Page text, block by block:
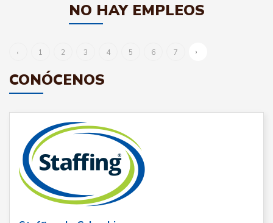
NO HAY EMPLEOS
‹ 1 2 3 4 5 6 7 ›
CONÓCENOS